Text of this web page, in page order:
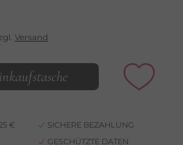
Versand
€
SICHERE BEZAHLUNG
GESCHÜTZTE DATEN